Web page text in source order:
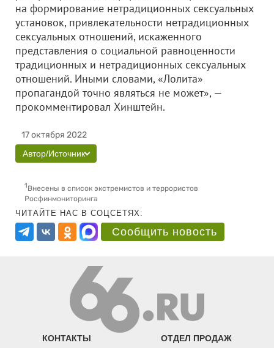
на формирование нетрадиционных сексуальных
установок, привлекательности нетрадиционных
сексуальных отношений, искаженного
представления о социальной равноценности
традиционных и нетрадиционных сексуальных
отношений. Иными словами, «Лолита»
пропагандой точно являться не может», —
прокомментировал Хинштейн.
17 октября 2022
Автор/Источник
1Внесены в список экстремистов и террористов
Росфинмониторинга
ЧИТАЙТЕ НАС В СОЦСЕТЯХ:
Сообщить новость
КОНТАКТЫ ОТДЕЛ ПРОДАЖ